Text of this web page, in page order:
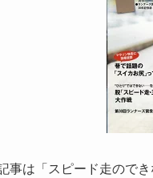
事は「スピード走ので